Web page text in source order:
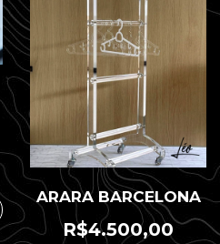
ARARA BARCELONA
R$4.500,00